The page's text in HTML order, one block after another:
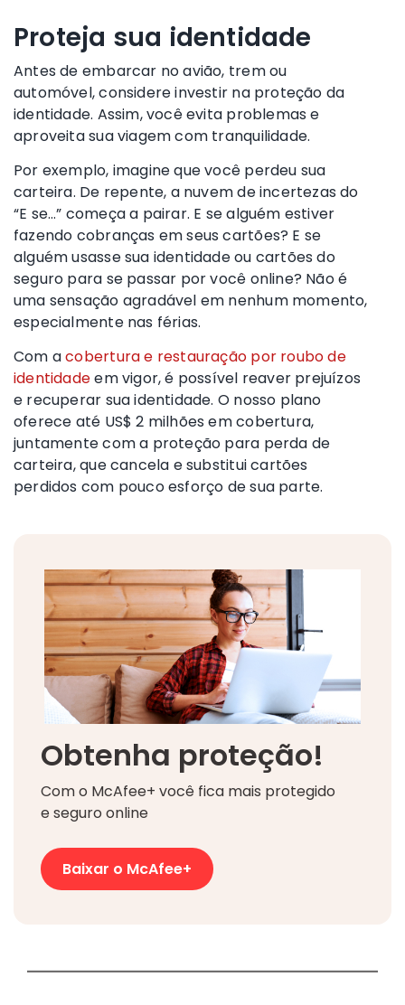
Proteja sua identidade
Antes de embarcar no avião, trem ou
automóvel, considere investir na proteção da
identidade. Assim, você evita problemas e
aproveita sua viagem com tranquilidade.
Por exemplo, imagine que você perdeu sua
carteira. De repente, a nuvem de incertezas do
“E se…” começa a pairar. E se alguém estiver
fazendo cobranças em seus cartões? E se
alguém usasse sua identidade ou cartões do
seguro para se passar por você online? Não é
uma sensação agradável em nenhum momento,
especialmente nas férias.
Com acobertura e restauração por roubo de
identidadeem vigor, é possível reaver prejuízos
e recuperar sua identidade. O nosso plano
oferece até US$ 2 milhões em cobertura,
juntamente com a proteção para perda de
carteira, que cancela e substitui cartões
perdidos com pouco esforço de sua parte.
Obtenha proteção!
Com o McAfee+ você fica mais protegido
e seguro online
Baixar o McAfee+